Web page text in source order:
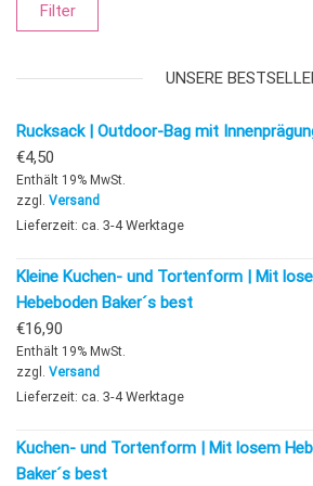
Filter
UNSERE
Rucksack | Outdoor-Bag mit
€4,50
Enthält 19% MwSt.
zzgl. Versand
Lieferzeit: ca. 3-4 Werktage
Kleine Kuchen- und Tortenform | Mit
Hebeboden Baker´s best
€16,90
Enthält 19% MwSt.
zzgl. Versand
Lieferzeit: ca. 3-4 Werktage
Kuchen- und Tortenform | Mit losem
Baker´s best